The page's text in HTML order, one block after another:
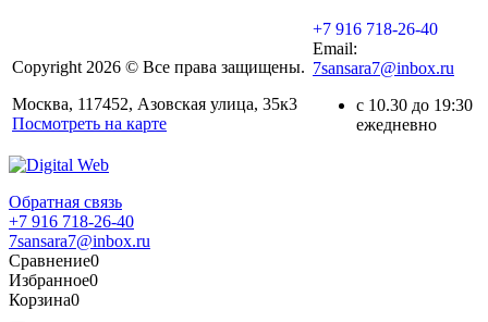
Copyright 2026 © Все права защищены.
Москва, 117452, Азовская улица, 35к3
Посмотреть на карте
+7 916 718-26-40
Email:
7sansara7@inbox.ru
с 10.30 до 19:30
ежедневно
Обратная связь
+7 916 718-26-40
7sansara7@inbox.ru
Сравнение0
Избранное0
Корзина0